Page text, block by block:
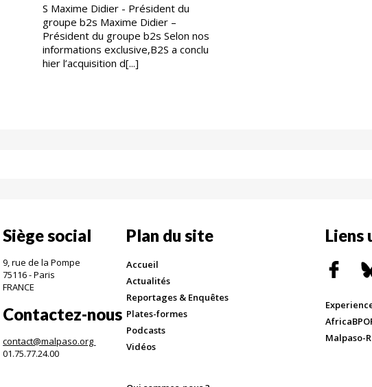
S Maxime Didier - Président du
groupe b2s Maxime Didier –
Président du groupe b2s Selon nos
informations exclusive,B2S a conclu
hier l’acquisition d[...]
Siège social
9, rue de la Pompe
75116 - Paris
FRANCE
Contactez-nous
contact@malpaso.org
01.75.77.24.00
Plan du site
Accueil
Actualités
Reportages & Enquêtes
Plates-formes
Podcasts
Vidéos
Liens
Malpaso-